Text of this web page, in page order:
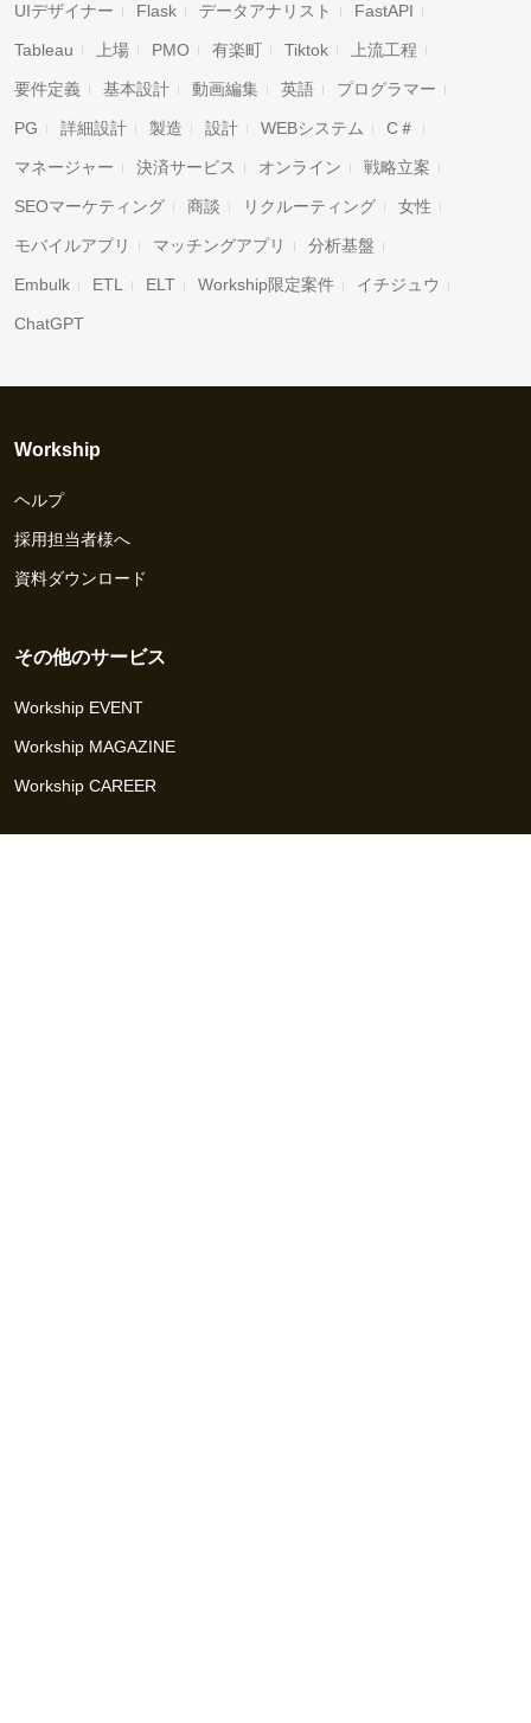
UIデザイナー Flask データアナリスト FastAPI
Tableau 上場 PMO 有楽町 Tiktok 上流工程
要件定義 基本設計 動画編集 英語 プログラマー
PG 詳細設計 製造 設計 WEBシステム C＃
マネージャー 決済サービス オンライン 戦略立案
SEOマーケティング 商談 リクルーティング 女性
モバイルアプリ マッチングアプリ 分析基盤
Embulk ETL ELT Workship限定案件 イチジュウ
ChatGPT
Workship
ヘルプ
採用担当者様へ
資料ダウンロード
その他のサービス
Workship EVENT
Workship MAGAZINE
Workship CAREER